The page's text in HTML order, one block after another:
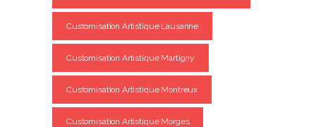
Customisation Artistique Lausanne
Customisation Artistique Martigny
Customisation Artistique Montreux
Customisation Artistique Morges